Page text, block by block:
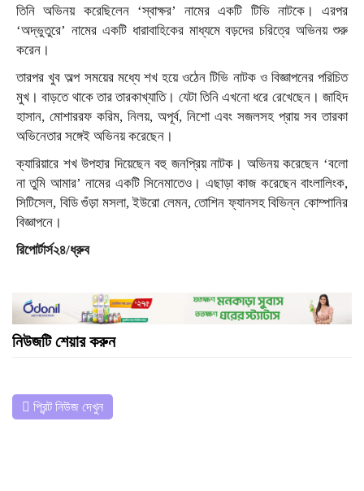
তিনি অভিনয় করেছিলেন ‘স্বাক্ষর’ নামের একটি টিভি নাটকে। এরপর
‘অদ্ভুতুরে’ নামের একটি ধারাবাহিকের মাধ্যমে বড়দের চরিত্রে অভিনয় শুরু
করেন।
তারপর খুব অল্প সময়ের মধ্যে শখ হয়ে ওঠেন টিভি নাটক ও বিজ্ঞাপনের পরিচিত
মুখ। বাড়তে থাকে তার তারকাখ্যাতি। যেটা তিনি এখনো ধরে রেখেছেন। জাহিদ
হাসান, মোশাররফ করিম, নিলয়, অপূর্ব, নিশো এবং সজলসহ প্রায় সব তারকা
অভিনেতার সঙ্গেই অভিনয় করেছেন।
ক্যারিয়ারে শখ উপহার দিয়েছেন বহু জনপ্রিয় নাটক। অভিনয় করেছেন ‘বলো
না তুমি আমার’ নামের একটি সিনেমাতেও। এছাড়া কাজ করেছেন বাংলালিংক,
সিটিসেল, বিডি গুঁড়া মসলা, ইউরো লেমন, তোশিন ফ্যানসহ বিভিন্ন কোম্পানির
বিজ্ঞাপনে।
রিপোর্টার্স২৪/ধ্রুব
নিউজটি শেয়ার করুন
প্রিন্ট নিউজ দেখুন